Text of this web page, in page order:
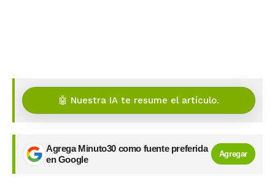
🤖 Nuestra IA te resume el artículo.
Agrega Minuto30 como fuente preferida
en Google
Agregar